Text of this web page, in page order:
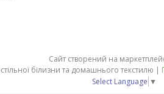
Сайт створений на
Na perine -інтернет-магазин постільної білизни та домашнього текстилю |
Select Language ▼